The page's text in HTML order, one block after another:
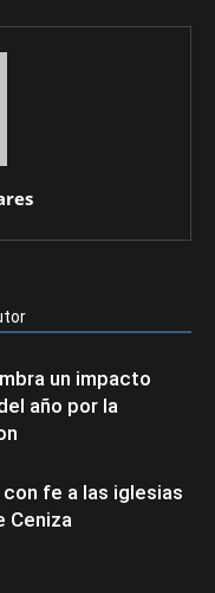
un impacto
año por la
fe a las iglesias
Ceniza